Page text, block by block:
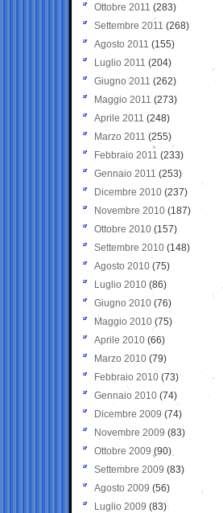
Ottobre 2011 (283)
Settembre 2011 (268)
Agosto 2011 (155)
Luglio 2011 (204)
Giugno 2011 (262)
Maggio 2011 (273)
Aprile 2011 (248)
Marzo 2011 (255)
Febbraio 2011 (233)
Gennaio 2011 (253)
Dicembre 2010 (237)
Novembre 2010 (187)
Ottobre 2010 (157)
Settembre 2010 (148)
Agosto 2010 (75)
Luglio 2010 (86)
Giugno 2010 (76)
Maggio 2010 (75)
Aprile 2010 (66)
Marzo 2010 (79)
Febbraio 2010 (73)
Gennaio 2010 (74)
Dicembre 2009 (74)
Novembre 2009 (83)
Ottobre 2009 (90)
Settembre 2009 (83)
Agosto 2009 (56)
Luglio 2009 (83)